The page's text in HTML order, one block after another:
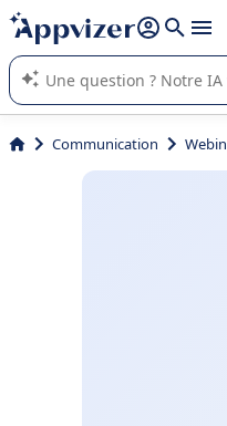
répondre (plusieurs lignes avec
L'IA de Appvizer vous guide
logiciel SaaS en entreprise.
Communication